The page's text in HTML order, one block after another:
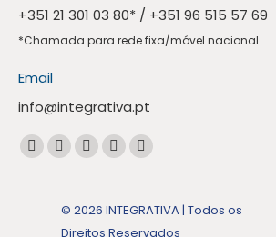
+351 21 301 03 80* / +351 96 515 57 69
*Chamada para rede fixa/móvel nacional
Email
info@integrativa.pt
Encontre-nos em:
A
Facebook
abre
A
Linkedin
abre
A
Instagram
abre
A
Mail
abre
A
Whatsapp
abre
© 2026 INTEGRATIVA | Todos os
Direitos Reservados